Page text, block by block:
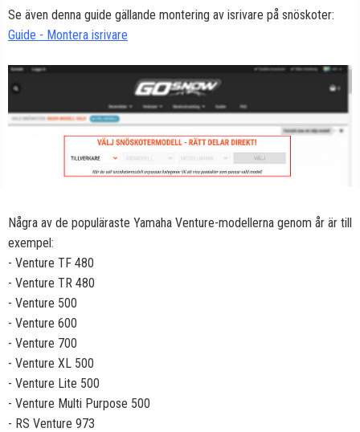
Se även denna guide gällande montering av isrivare på snöskoter:
Guide - Montera isrivare
Några av de populäraste Yamaha Venture-modellerna genom år är till
exempel:
- Venture TF 480
- Venture TR 480
- Venture 500
- Venture 600
- Venture 700
- Venture XL 500
- Venture Lite 500
- Venture Multi Purpose 500
- RS Venture 973